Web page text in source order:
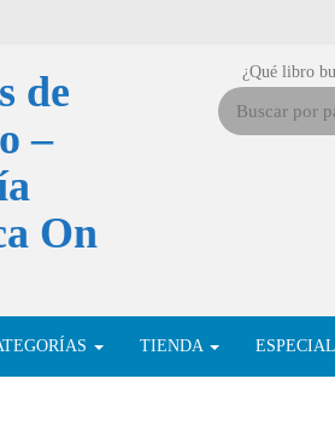
¿Qué libro
TIENDA